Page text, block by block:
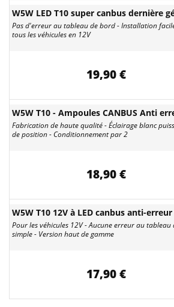
W5W LED T10 super canbus dernière
Pas d'erreur au tableau de bord - Installation
tous les véhicules en 12V
19,90 €
W5W T10 - Ampoules CANBUS Anti
Fabrication de haute qualité - Éclairage blanc
de position - Conditionnement par 2
18,90 €
W5W T10 12V à LED canbus anti-
Pour les véhicules 12V - Aucune erreur au
simple - Version haut de gamme
17,90 €